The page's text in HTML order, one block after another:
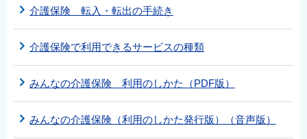
介護保険 転入・転出の手続き
介護保険で利用できるサービスの種類
みんなの介護保険 利用のしかた（PDF版）
みんなの介護保険（利用のしかた発行版）（音声版）